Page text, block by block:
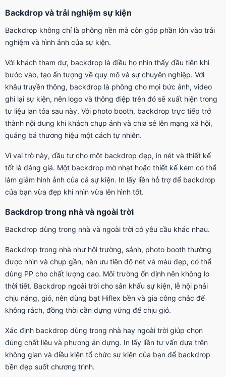
Backdrop và trải nghiệm sự kiện
Backdrop không chỉ là phông nền mà còn góp phần lớn vào trải
nghiệm và hình ảnh của sự kiện.
Với khách tham dự, backdrop là điều họ nhìn thấy đầu tiên khi
bước vào, tạo ấn tượng về quy mô và sự chuyên nghiệp. Với
khâu truyền thông, backdrop là phông cho mọi bức ảnh, video
ghi lại sự kiện, nên logo và thông điệp trên đó sẽ xuất hiện trong
tư liệu lan tỏa sau này. Với photo booth, backdrop trực tiếp trở
thành nội dung khi khách chụp ảnh và chia sẻ lên mạng xã hội,
quảng bá thương hiệu một cách tự nhiên.
Vì vai trò này, đầu tư cho một backdrop đẹp, in nét và thiết kế
tốt là đáng giá. Một backdrop mờ nhạt hoặc thiết kế kém có thể
làm giảm hình ảnh của cả sự kiện. In lấy liền hỗ trợ để backdrop
của bạn vừa đẹp khi nhìn vừa lên hình tốt.
Backdrop trong nhà và ngoài trời
Backdrop dùng trong nhà và ngoài trời có yêu cầu khác nhau.
Backdrop trong nhà như hội trường, sảnh, photo booth thường
được nhìn và chụp gần, nên ưu tiên độ nét và màu đẹp, có thể
dùng PP cho chất lượng cao. Môi trường ổn định nên không lo
thời tiết. Backdrop ngoài trời cho sân khấu sự kiện, lễ hội phải
chịu nắng, gió, nên dùng bạt Hiflex bền và gia công chắc để
không rách, đồng thời cần dựng vững để chịu gió.
Xác định backdrop dùng trong nhà hay ngoài trời giúp chọn
đúng chất liệu và phương án dựng. In lấy liền tư vấn dựa trên
không gian và điều kiện tổ chức sự kiện của bạn để backdrop
bền đẹp suốt chương trình.